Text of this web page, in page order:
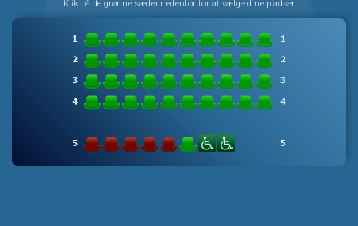
Klik på de grønne sæder nedenfor for at vælge dine pladser